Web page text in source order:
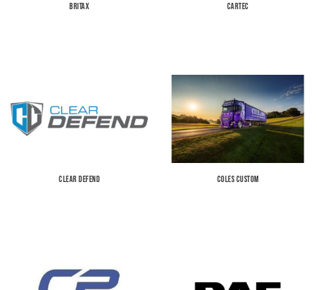
BRITAX CARTEC
CLEAR DEFEND COLES CUSTOM